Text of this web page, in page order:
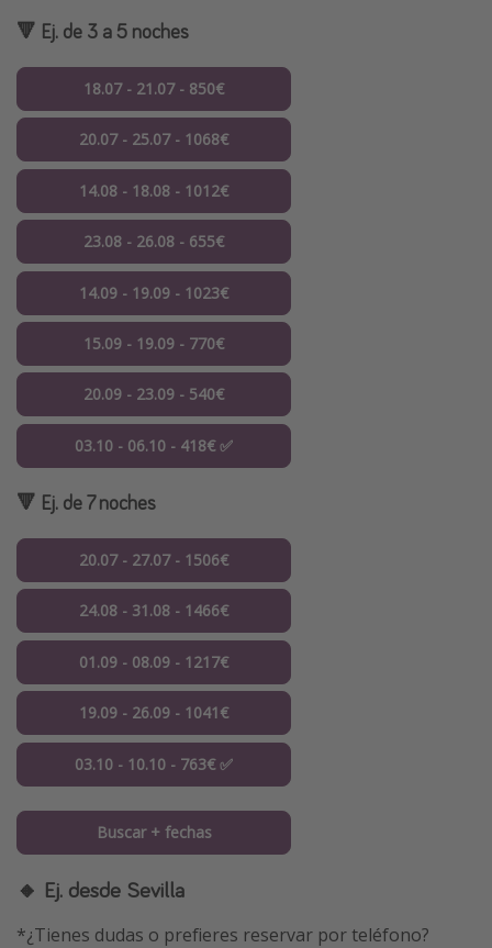
🔻 Ej. de 3 a 5 noches
18.07 - 21.07 - 850€
20.07 - 25.07 - 1068€
14.08 - 18.08 - 1012€
23.08 - 26.08 - 655€
14.09 - 19.09 - 1023€
15.09 - 19.09 - 770€
20.09 - 23.09 - 540€
03.10 - 06.10 - 418€ ✅
🔻 Ej. de 7 noches
20.07 - 27.07 - 1506€
24.08 - 31.08 - 1466€
01.09 - 08.09 - 1217€
19.09 - 26.09 - 1041€
03.10 - 10.10 - 763€ ✅
Buscar + fechas
🔸 Ej. desde Sevilla
*¿Tienes dudas o prefieres reservar por teléfono?